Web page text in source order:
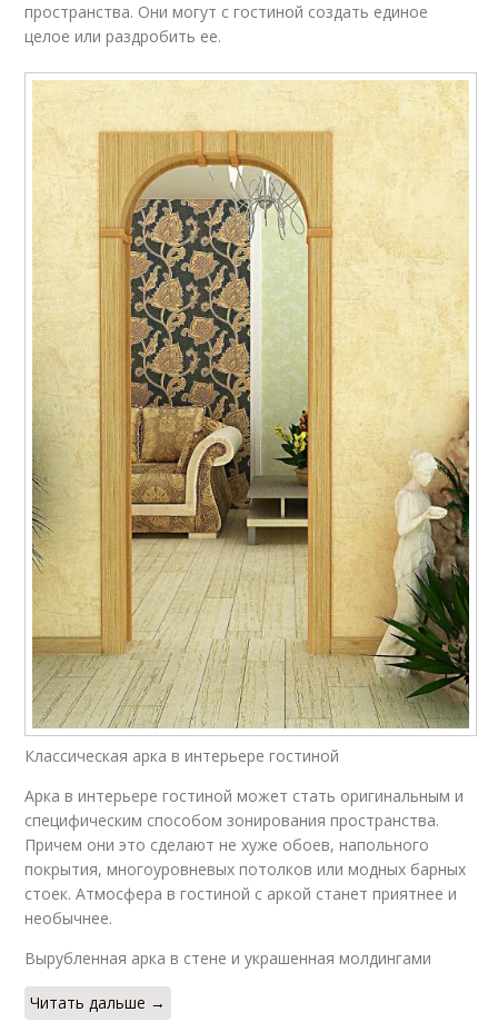
Арки из гипсокартона Зал с арками
Каркас для арки Межкомнатные арки
Арки вместо дверей Сегментные арки
Арки для низких
потолков
пространства. Они могут с гостиной создать единое
целое или раздробить ее.
Классическая арка в интерьере гостиной
Арка в интерьере гостиной может стать оригинальным и
специфическим способом зонирования пространства.
Причем они это сделают не хуже обоев, напольного
покрытия, многоуровневых потолков или модных барных
стоек. Атмосфера в гостиной с аркой станет приятнее и
необычнее.
Вырубленная арка в стене и украшенная молдингами
Читать дальше →